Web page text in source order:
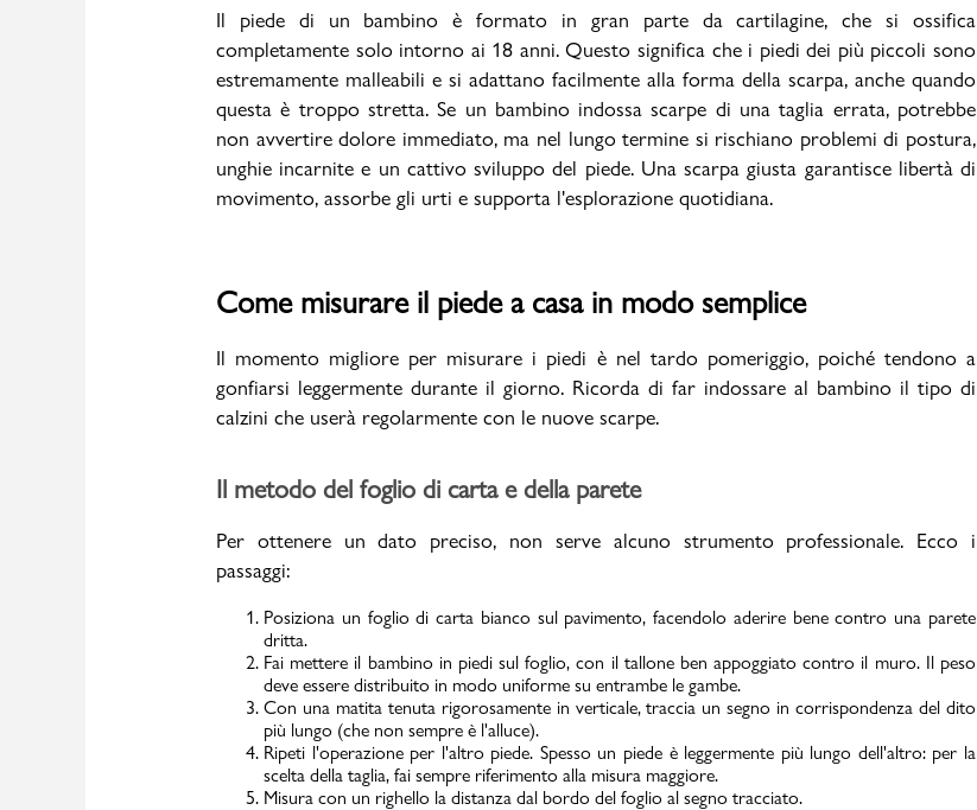
PMagazine
Il piede di un bambino è formato in gran parte da cartilagine, che si ossifica
completamente solo intorno ai 18 anni. Questo significa che i piedi dei più piccoli sono
estremamente malleabili e si adattano facilmente alla forma della scarpa, anche quando
questa è troppo stretta. Se un bambino indossa scarpe di una taglia errata, potrebbe
non avvertire dolore immediato, ma nel lungo termine si rischiano problemi di postura,
unghie incarnite e un cattivo sviluppo del piede. Una scarpa giusta garantisce libertà di
movimento, assorbe gli urti e supporta l'esplorazione quotidiana.
Come misurare il piede a casa in modo semplice
Il momento migliore per misurare i piedi è nel tardo pomeriggio, poiché tendono a
gonfiarsi leggermente durante il giorno. Ricorda di far indossare al bambino il tipo di
calzini che userà regolarmente con le nuove scarpe.
Il metodo del foglio di carta e della parete
Per ottenere un dato preciso, non serve alcuno strumento professionale. Ecco i
passaggi:
Posiziona un foglio di carta bianco sul pavimento, facendolo aderire bene contro una parete
dritta.
Fai mettere il bambino in piedi sul foglio, con il tallone ben appoggiato contro il muro. Il peso
deve essere distribuito in modo uniforme su entrambe le gambe.
Con una matita tenuta rigorosamente in verticale, traccia un segno in corrispondenza del dito
più lungo (che non sempre è l'alluce).
Ripeti l'operazione per l'altro piede. Spesso un piede è leggermente più lungo dell'altro: per la
scelta della taglia, fai sempre riferimento alla misura maggiore.
Misura con un righello la distanza dal bordo del foglio al segno tracciato.